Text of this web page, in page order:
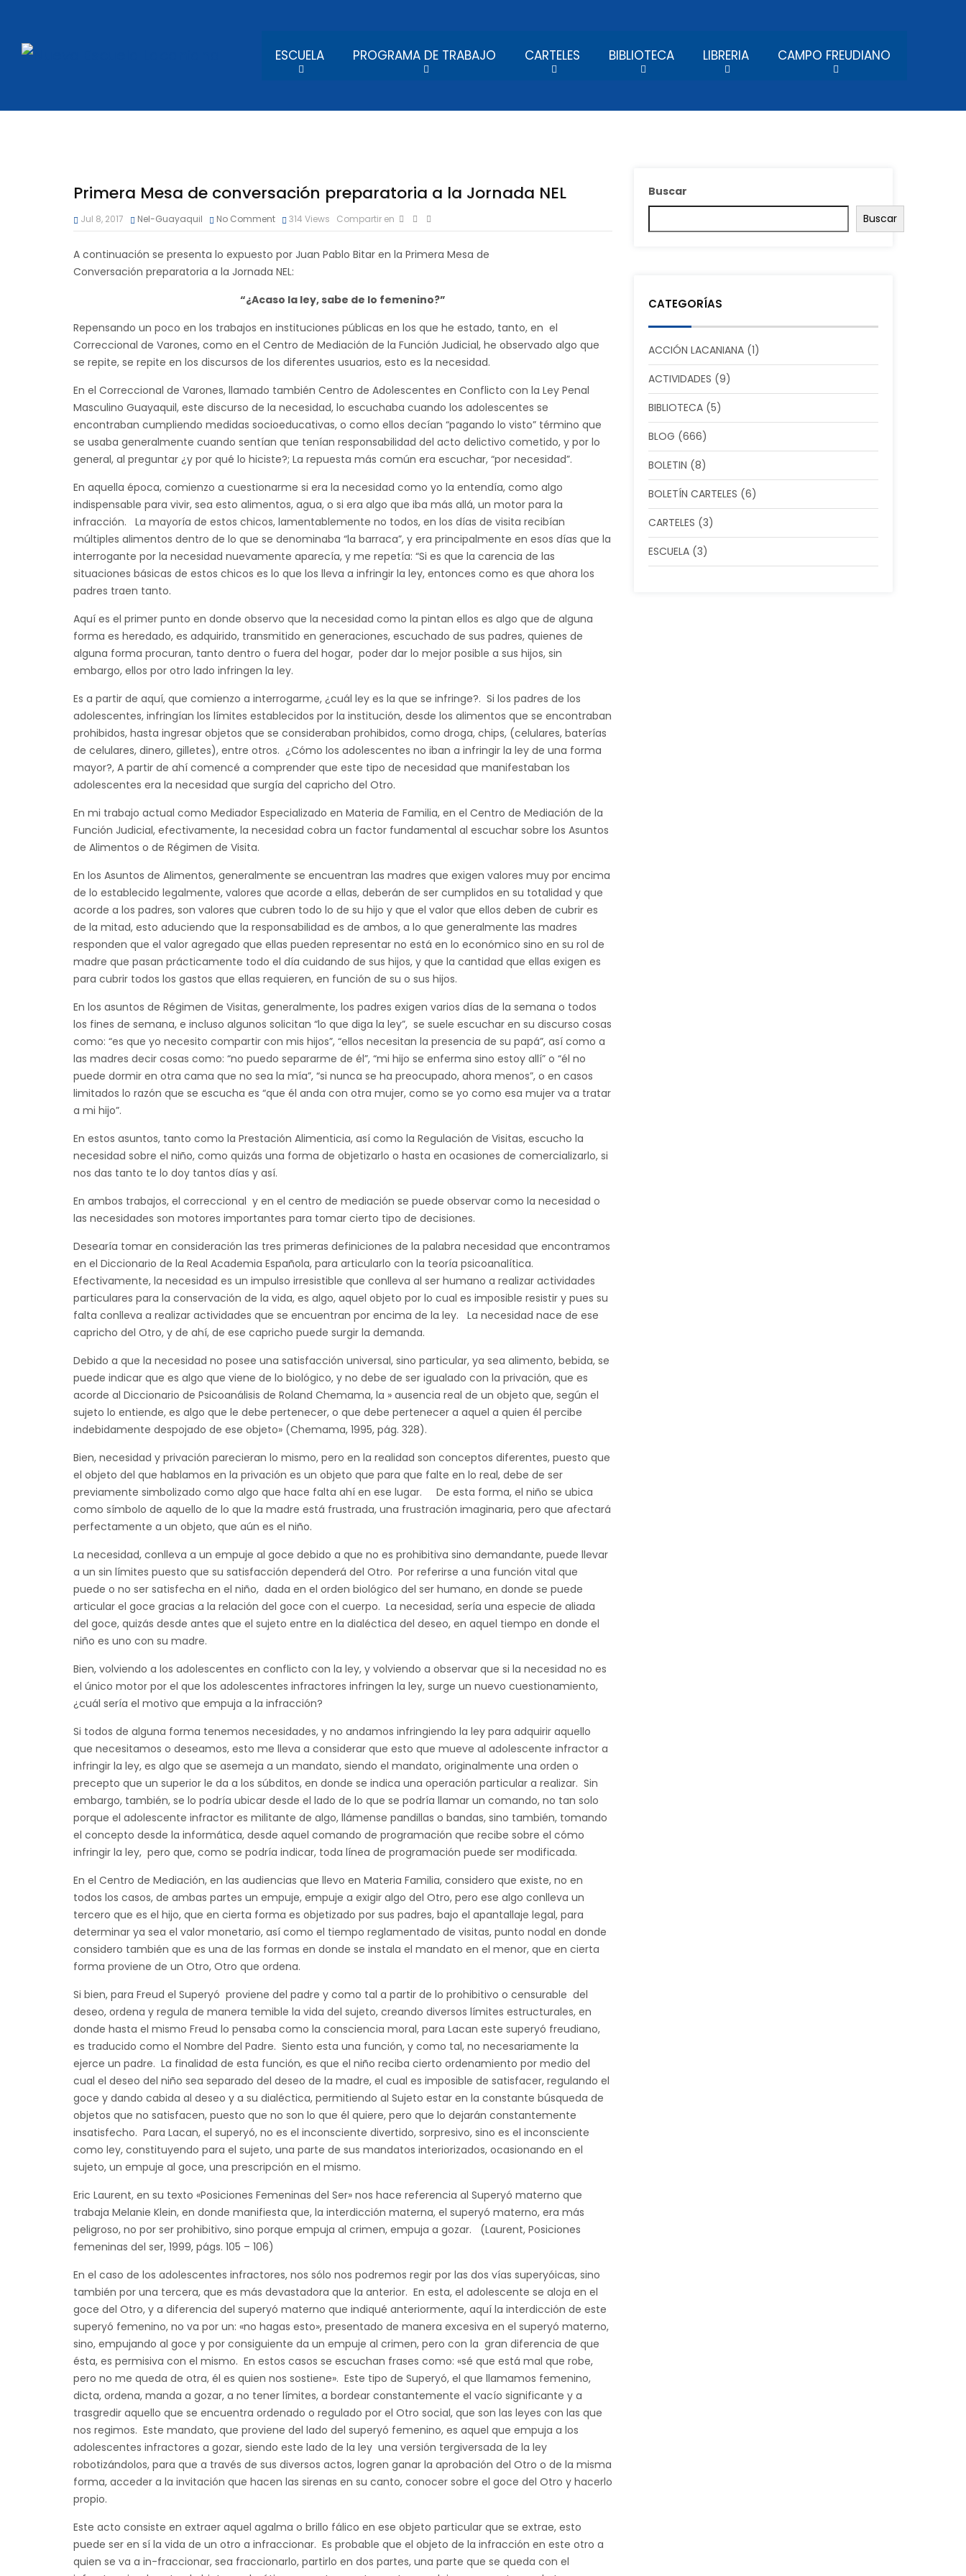
ESCUELA PROGRAMA DE TRABAJO CARTELES BIBLIOTECA LIBRERIA CAMPO FREUDIANO
Primera Mesa de conversación preparatoria a la Jornada NEL
Jul 8, 2017 Nel-Guayaquil No Comment 314 Views Compartir en
A continuación se presenta lo expuesto por Juan Pablo Bitar en la Primera Mesa de
Conversación preparatoria a la Jornada NEL:
“¿Acaso la ley, sabe de lo femenino?”
Repensando un poco en los trabajos en instituciones públicas en los que he estado, tanto, en el
Correccional de Varones, como en el Centro de Mediación de la Función Judicial, he observado algo que
se repite, se repite en los discursos de los diferentes usuarios, esto es la necesidad.
En el Correccional de Varones, llamado también Centro de Adolescentes en Conflicto con la Ley Penal
Masculino Guayaquil, este discurso de la necesidad, lo escuchaba cuando los adolescentes se
encontraban cumpliendo medidas socioeducativas, o como ellos decían “pagando lo visto” término que
se usaba generalmente cuando sentían que tenían responsabilidad del acto delictivo cometido, y por lo
general, al preguntar ¿y por qué lo hiciste?; La repuesta más común era escuchar, “por necesidad”.
En aquella época, comienzo a cuestionarme si era la necesidad como yo la entendía, como algo
indispensable para vivir, sea esto alimentos, agua, o si era algo que iba más allá, un motor para la
infracción. La mayoría de estos chicos, lamentablemente no todos, en los días de visita recibían
múltiples alimentos dentro de lo que se denominaba “la barraca”, y era principalmente en esos días que la
interrogante por la necesidad nuevamente aparecía, y me repetía: “Si es que la carencia de las
situaciones básicas de estos chicos es lo que los lleva a infringir la ley, entonces como es que ahora los
padres traen tanto.
Aquí es el primer punto en donde observo que la necesidad como la pintan ellos es algo que de alguna
forma es heredado, es adquirido, transmitido en generaciones, escuchado de sus padres, quienes de
alguna forma procuran, tanto dentro o fuera del hogar, poder dar lo mejor posible a sus hijos, sin
embargo, ellos por otro lado infringen la ley.
Es a partir de aquí, que comienzo a interrogarme, ¿cuál ley es la que se infringe?. Si los padres de los
adolescentes, infringían los límites establecidos por la institución, desde los alimentos que se encontraban
prohibidos, hasta ingresar objetos que se consideraban prohibidos, como droga, chips, (celulares, baterías
de celulares, dinero, gilletes), entre otros. ¿Cómo los adolescentes no iban a infringir la ley de una forma
mayor?, A partir de ahí comencé a comprender que este tipo de necesidad que manifestaban los
adolescentes era la necesidad que surgía del capricho del Otro.
En mi trabajo actual como Mediador Especializado en Materia de Familia, en el Centro de Mediación de la
Función Judicial, efectivamente, la necesidad cobra un factor fundamental al escuchar sobre los Asuntos
de Alimentos o de Régimen de Visita.
En los Asuntos de Alimentos, generalmente se encuentran las madres que exigen valores muy por encima
de lo establecido legalmente, valores que acorde a ellas, deberán de ser cumplidos en su totalidad y que
acorde a los padres, son valores que cubren todo lo de su hijo y que el valor que ellos deben de cubrir es
de la mitad, esto aduciendo que la responsabilidad es de ambos, a lo que generalmente las madres
responden que el valor agregado que ellas pueden representar no está en lo económico sino en su rol de
madre que pasan prácticamente todo el día cuidando de sus hijos, y que la cantidad que ellas exigen es
para cubrir todos los gastos que ellas requieren, en función de su o sus hijos.
En los asuntos de Régimen de Visitas, generalmente, los padres exigen varios días de la semana o todos
los fines de semana, e incluso algunos solicitan “lo que diga la ley”, se suele escuchar en su discurso cosas
como: “es que yo necesito compartir con mis hijos”, “ellos necesitan la presencia de su papá”, así como a
las madres decir cosas como: “no puedo separarme de él”, “mi hijo se enferma sino estoy allí” o “él no
puede dormir en otra cama que no sea la mía”, “si nunca se ha preocupado, ahora menos”, o en casos
limitados lo razón que se escucha es “que él anda con otra mujer, como se yo como esa mujer va a tratar
a mi hijo”.
En estos asuntos, tanto como la Prestación Alimenticia, así como la Regulación de Visitas, escucho la
necesidad sobre el niño, como quizás una forma de objetizarlo o hasta en ocasiones de comercializarlo, si
nos das tanto te lo doy tantos días y así.
En ambos trabajos, el correccional y en el centro de mediación se puede observar como la necesidad o
las necesidades son motores importantes para tomar cierto tipo de decisiones.
Desearía tomar en consideración las tres primeras definiciones de la palabra necesidad que encontramos
en el Diccionario de la Real Academia Española, para articularlo con la teoría psicoanalítica.
Efectivamente, la necesidad es un impulso irresistible que conlleva al ser humano a realizar actividades
particulares para la conservación de la vida, es algo, aquel objeto por lo cual es imposible resistir y pues su
falta conlleva a realizar actividades que se encuentran por encima de la ley. La necesidad nace de ese
capricho del Otro, y de ahí, de ese capricho puede surgir la demanda.
Debido a que la necesidad no posee una satisfacción universal, sino particular, ya sea alimento, bebida, se
puede indicar que es algo que viene de lo biológico, y no debe de ser igualado con la privación, que es
acorde al Diccionario de Psicoanálisis de Roland Chemama, la » ausencia real de un objeto que, según el
sujeto lo entiende, es algo que le debe pertenecer, o que debe pertenecer a aquel a quien él percibe
indebidamente despojado de ese objeto» (Chemama, 1995, pág. 328).
Bien, necesidad y privación parecieran lo mismo, pero en la realidad son conceptos diferentes, puesto que
el objeto del que hablamos en la privación es un objeto que para que falte en lo real, debe de ser
previamente simbolizado como algo que hace falta ahí en ese lugar. De esta forma, el niño se ubica
como símbolo de aquello de lo que la madre está frustrada, una frustración imaginaria, pero que afectará
perfectamente a un objeto, que aún es el niño.
La necesidad, conlleva a un empuje al goce debido a que no es prohibitiva sino demandante, puede llevar
a un sin límites puesto que su satisfacción dependerá del Otro. Por referirse a una función vital que
puede o no ser satisfecha en el niño, dada en el orden biológico del ser humano, en donde se puede
articular el goce gracias a la relación del goce con el cuerpo. La necesidad, sería una especie de aliada
del goce, quizás desde antes que el sujeto entre en la dialéctica del deseo, en aquel tiempo en donde el
niño es uno con su madre.
Bien, volviendo a los adolescentes en conflicto con la ley, y volviendo a observar que si la necesidad no es
el único motor por el que los adolescentes infractores infringen la ley, surge un nuevo cuestionamiento,
¿cuál sería el motivo que empuja a la infracción?
Si todos de alguna forma tenemos necesidades, y no andamos infringiendo la ley para adquirir aquello
que necesitamos o deseamos, esto me lleva a considerar que esto que mueve al adolescente infractor a
infringir la ley, es algo que se asemeja a un mandato, siendo el mandato, originalmente una orden o
precepto que un superior le da a los súbditos, en donde se indica una operación particular a realizar. Sin
embargo, también, se lo podría ubicar desde el lado de lo que se podría llamar un comando, no tan solo
porque el adolescente infractor es militante de algo, llámense pandillas o bandas, sino también, tomando
el concepto desde la informática, desde aquel comando de programación que recibe sobre el cómo
infringir la ley, pero que, como se podría indicar, toda línea de programación puede ser modificada.
En el Centro de Mediación, en las audiencias que llevo en Materia Familia, considero que existe, no en
todos los casos, de ambas partes un empuje, empuje a exigir algo del Otro, pero ese algo conlleva un
tercero que es el hijo, que en cierta forma es objetizado por sus padres, bajo el apantallaje legal, para
determinar ya sea el valor monetario, así como el tiempo reglamentado de visitas, punto nodal en donde
considero también que es una de las formas en donde se instala el mandato en el menor, que en cierta
forma proviene de un Otro, Otro que ordena.
Si bien, para Freud el Superyó proviene del padre y como tal a partir de lo prohibitivo o censurable del
deseo, ordena y regula de manera temible la vida del sujeto, creando diversos límites estructurales, en
donde hasta el mismo Freud lo pensaba como la consciencia moral, para Lacan este superyó freudiano,
es traducido como el Nombre del Padre. Siento esta una función, y como tal, no necesariamente la
ejerce un padre. La finalidad de esta función, es que el niño reciba cierto ordenamiento por medio del
cual el deseo del niño sea separado del deseo de la madre, el cual es imposible de satisfacer, regulando el
goce y dando cabida al deseo y a su dialéctica, permitiendo al Sujeto estar en la constante búsqueda de
objetos que no satisfacen, puesto que no son lo que él quiere, pero que lo dejarán constantemente
insatisfecho. Para Lacan, el superyó, no es el inconsciente divertido, sorpresivo, sino es el inconsciente
como ley, constituyendo para el sujeto, una parte de sus mandatos interiorizados, ocasionando en el
sujeto, un empuje al goce, una prescripción en el mismo.
Eric Laurent, en su texto «Posiciones Femeninas del Ser» nos hace referencia al Superyó materno que
trabaja Melanie Klein, en donde manifiesta que, la interdicción materna, el superyó materno, era más
peligroso, no por ser prohibitivo, sino porque empuja al crimen, empuja a gozar. (Laurent, Posiciones
femeninas del ser, 1999, págs. 105 – 106)
En el caso de los adolescentes infractores, nos sólo nos podremos regir por las dos vías superyóicas, sino
también por una tercera, que es más devastadora que la anterior. En esta, el adolescente se aloja en el
goce del Otro, y a diferencia del superyó materno que indiqué anteriormente, aquí la interdicción de este
superyó femenino, no va por un: «no hagas esto», presentado de manera excesiva en el superyó materno,
sino, empujando al goce y por consiguiente da un empuje al crimen, pero con la gran diferencia de que
ésta, es permisiva con el mismo. En estos casos se escuchan frases como: «sé que está mal que robe,
pero no me queda de otra, él es quien nos sostiene». Este tipo de Superyó, el que llamamos femenino,
dicta, ordena, manda a gozar, a no tener límites, a bordear constantemente el vacío significante y a
trasgredir aquello que se encuentra ordenado o regulado por el Otro social, que son las leyes con las que
nos regimos. Este mandato, que proviene del lado del superyó femenino, es aquel que empuja a los
adolescentes infractores a gozar, siendo este lado de la ley una versión tergiversada de la ley
robotizándolos, para que a través de sus diversos actos, logren ganar la aprobación del Otro o de la misma
forma, acceder a la invitación que hacen las sirenas en su canto, conocer sobre el goce del Otro y hacerlo
propio.
Este acto consiste en extraer aquel agalma o brillo fálico en ese objeto particular que se extrae, esto
puede ser en sí la vida de un otro a infraccionar. Es probable que el objeto de la infracción en este otro a
quien se va a in-fraccionar, sea fraccionarlo, partirlo en dos partes, una parte que se queda con el
Buscar
Buscar
CATEGORÍAS
ACCIÓN LACANIANA (1)
ACTIVIDADES (9)
BIBLIOTECA (5)
BLOG (666)
BOLETIN (8)
BOLETÍN CARTELES (6)
CARTELES (3)
ESCUELA (3)